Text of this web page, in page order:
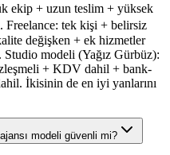
ekip + uzun teslim + yüksek
Freelance: tek kişi + belirsiz
değişken + ek hizmetler
modeli (Yağız Gürbüz):
+ KDV dahil + bank-
İkisinin de en iyi yanlarını
modeli güvenli mi?